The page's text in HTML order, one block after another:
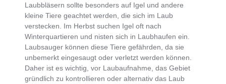
Laubbläsern sollte besonders auf Igel und andere
kleine Tiere geachtet werden , die sich im Laub
verstecken. Im Herbst suchen Igel oft nach
Winterquartieren und nisten sich in Laubhaufen ein.
Laubsauger können diese Tiere gefährden , da sie
unbemerkt eingesaugt oder verletzt werden können.
Daher ist es wichtig, vor Laubaufnahme, das Gebiet
gründlich zu kontrollieren oder alternativ das Laub